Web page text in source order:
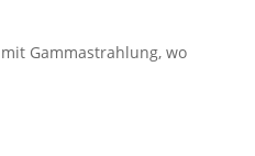
Gammastrahlung, wo